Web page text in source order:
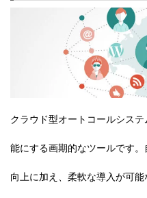
クラウド型オートコールシス
能にする画期的なツールです
向上に加え、柔軟な導入が可